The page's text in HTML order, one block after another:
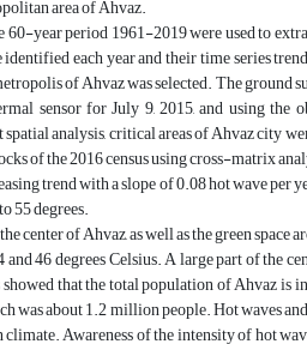
area of Ahvaz.
year period 1961-2019 were used to
each year and their time series
of Ahvaz was selected. The ground
sensor for July 9, 2015, and using the
analysis, critical areas of Ahvaz city
of the 2016 census using cross-matrix
trend with a slope of 0.08 hot wave per
55 degrees.
of Ahvaz, as well as the green space
46 degrees Celsius. A large part of the
that the total population of Ahvaz is
about 1.2 million people. Hot waves and
Awareness of the intensity of hot